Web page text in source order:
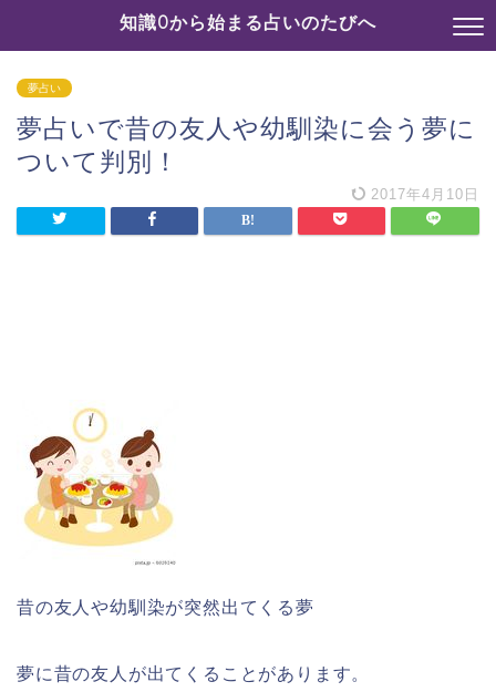
知識0から始まる占いのたびへ
夢占い
夢占いで昔の友人や幼馴染に会う夢に
ついて判別！
2017年4月10日
昔の友人や幼馴染が突然出てくる夢
夢に昔の友人が出てくることがあります。